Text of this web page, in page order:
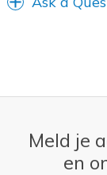
Meld je
en